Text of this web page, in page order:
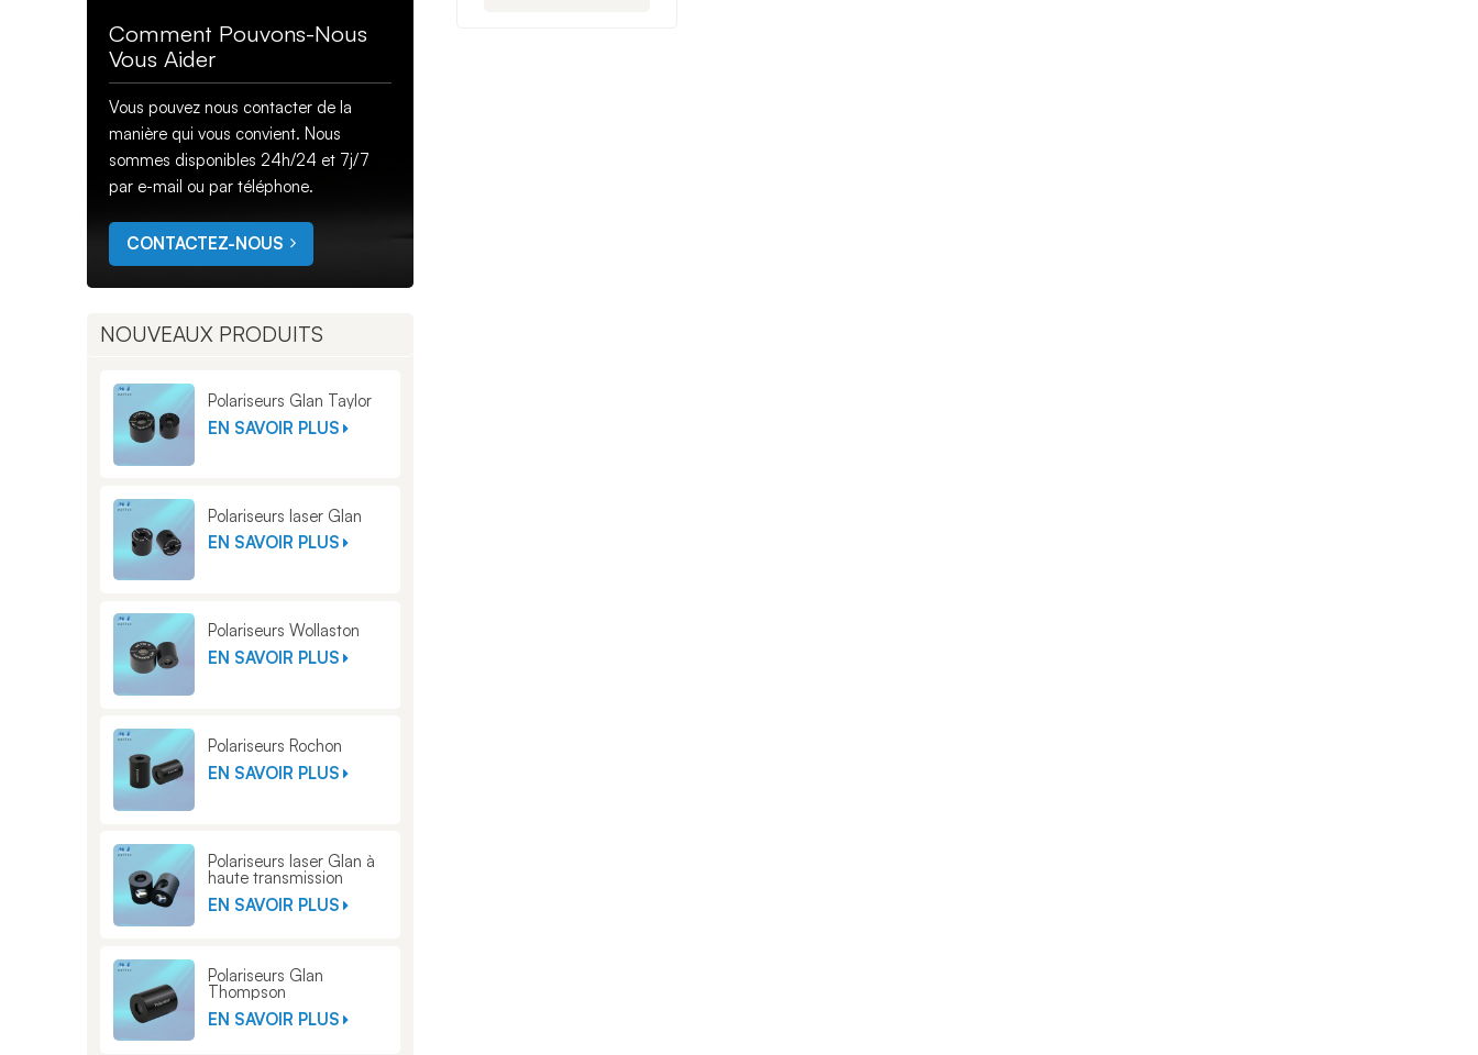
Comment Pouvons-Nous
Vous Aider
Vous pouvez nous contacter de la
manière qui vous convient. Nous
sommes disponibles 24h/24 et 7j/7
par e-mail ou par téléphone.
CONTACTEZ-NOUS
NOUVEAUX PRODUITS
Polariseurs Glan Taylor
EN SAVOIR PLUS
Polariseurs laser Glan
EN SAVOIR PLUS
Polariseurs Wollaston
EN SAVOIR PLUS
Polariseurs Rochon
EN SAVOIR PLUS
Polariseurs laser Glan à
haute transmission
EN SAVOIR PLUS
Polariseurs Glan
Thompson
EN SAVOIR PLUS